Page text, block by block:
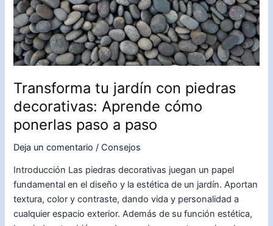
máximo
el
espacio
disponible
Transforma tu jardín con piedras
decorativas: Aprende cómo
ponerlas paso a paso
Deja un comentario / Consejos
Introducción Las piedras decorativas juegan un papel
fundamental en el diseño y la estética de un jardín. Aportan
textura, color y contraste, dando vida y personalidad a
cualquier espacio exterior. Además de su función estética,